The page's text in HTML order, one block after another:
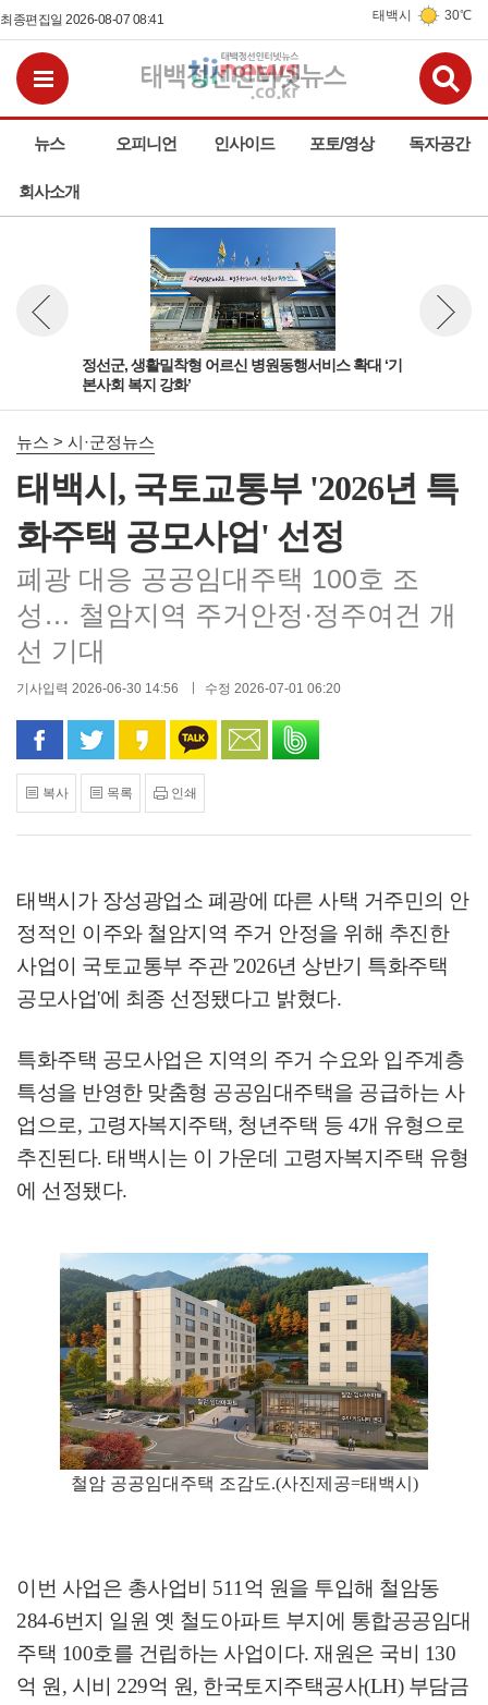
최종편집일 2026-08-07 08:41 태백시 30℃
뉴스 오피니언 인사이드 포토/영상 독자공간
회사소개
전체메뉴보기
정선군, 생활밀착형 어르신 병원동행서비스 확대 ‘기
본사회 복지 강화’
뉴스 이전보기
뉴스 > 시·군정뉴스
태백시, 국토교통부 '2026년 특
화주택 공모사업' 선정
폐광 대응 공공임대주택 100호 조
성… 철암지역 주거안정·정주여건 개
선 기대
기사입력 2026-06-30 14:56 수정 2026-07-01 06:20
페이스북으로 공유
트위터로 공유카카오 스토리로 공유
카카오톡으로 공유
문자로 공유
복사 목록 인쇄
태백시가 장성광업소 폐광에 따른 사택 거주민의 안
정적인 이주와 철암지역 주거 안정을 위해 추진한
사업이 국토교통부 주관'2026년 상반기 특화주택
공모사업'에 최종 선정됐다고 밝혔다.
특화주택 공모사업은 지역의 주거 수요와 입주계층
특성을 반영한 맞춤형 공공임대주택을 공급하는 사
업으로, 고령자복지주택, 청년주택 등 4개 유형으로
추진된다. 태백시는 이 가운데 고령자복지주택 유형
에 선정됐다.
철암 공공임대주택 조감도.(사진제공=태백시)
이번 사업은 총사업비 511 억 원을 투입해 철암동
284-6번지 일원 옛 철도아파트 부지에 통합공공임대
주택 100호를 건립하는 사업이다. 재원은 국비 130
억 원, 시비 229억 원, 한국토지주택공사(LH) 부담금